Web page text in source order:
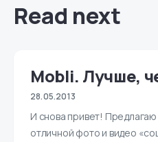
Read next
Mobli. Лучше,
28.05.2013
И снова привет!
отличной фото и видео